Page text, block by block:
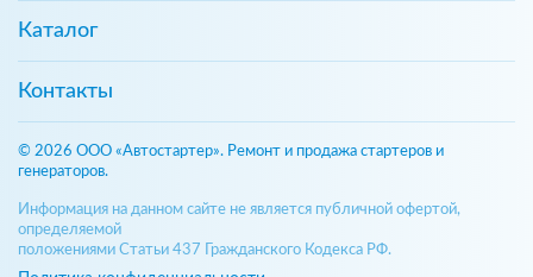
Каталог
Контакты
© 2026 ООО «Автостартер». Ремонт и продажа стартеров и
генераторов.
Информация на данном сайте не является публичной офертой,
определяемой
положениями Статьи 437 Гражданского Кодекса РФ.